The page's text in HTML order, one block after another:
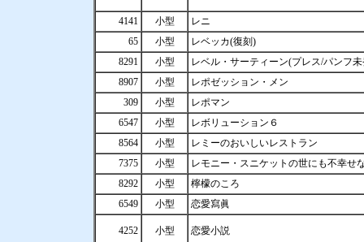
4141 小型
レニ
65
小型
レベッカ(復刻)
8291
小型
レベル・サーティーン(プレス/パンフ
8907
小型
レポゼッション・メン
309
小型
レポマン
6547
小型
レボリューション６
8564
小型
レミーのおいしいレストラン
7375
小型
レモニー・スニケットの世にも不幸せ
8292
小型
檸檬のころ
6549
小型 恋愛寫眞
4252 小型 恋愛小説